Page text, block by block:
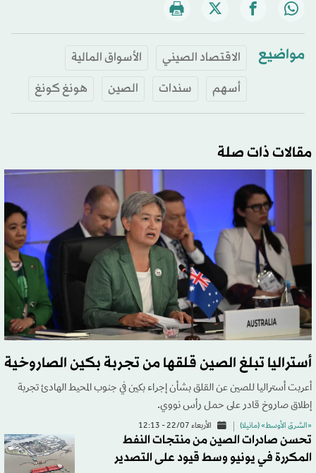
مواضيع الاقتصاد الصيني
الأسواق المالية
أسهم
سندات الصين هونغ كونغ
مقالات ذات صلة
أستراليا تبلغ الصين قلقها من تجربة بكين الصاروخية
أعربت أستراليا للصين عن القلق بشأن إجراء بكين في جنوب المحيط الهادئ تجربة
إطلاق صاروخ قادر على حمل رأس نووي.
«الشرق الأوسط» (مانيلا) الأربعاء 22/07 - 12:13
تحسن صادرات الصين من منتجات النفط
المكررة في يونيو وسط قيود على التصدير